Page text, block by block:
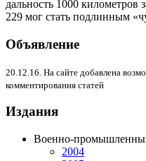
дальность 1000 километров
229 мог стать подлинным
Объявление
20.12.16. На сайте добавлена
комментирования статей
Издания
Военно-
2004